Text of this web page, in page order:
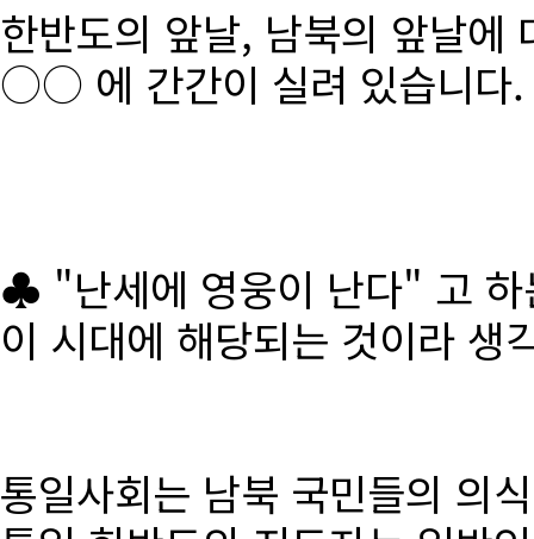
한반도의 앞날, 남북의 앞날에
○○ 에 간간이 실려 있습니다.
♣ "난세에 영웅이 난다" 고 하
이 시대에 해당되는 것이라 생
통일사회는 남북 국민들의 의